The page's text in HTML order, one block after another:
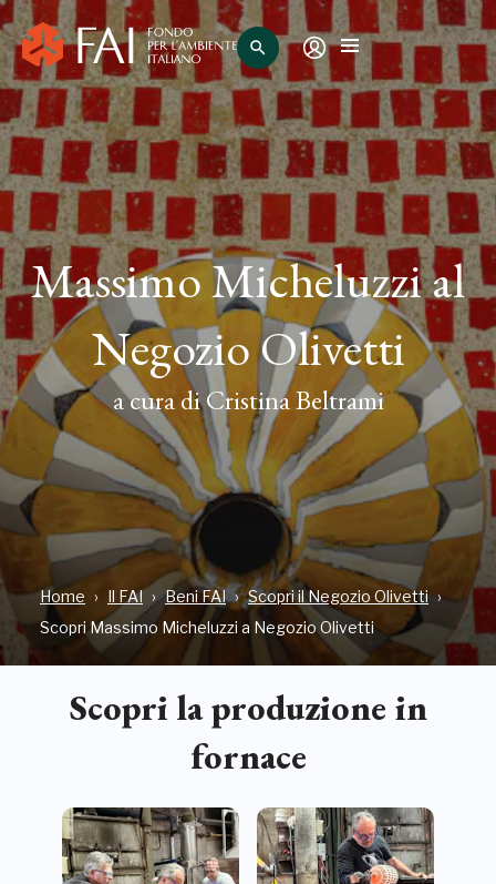
search
Massimo Micheluzzi al
Negozio Olivetti
a cura di Cristina Beltrami
Home Il FAI Beni FAI
Scopri il Negozio Olivetti
Scopri Massimo Micheluzzi a Negozio Olivetti
Scopri la produzione in
fornace